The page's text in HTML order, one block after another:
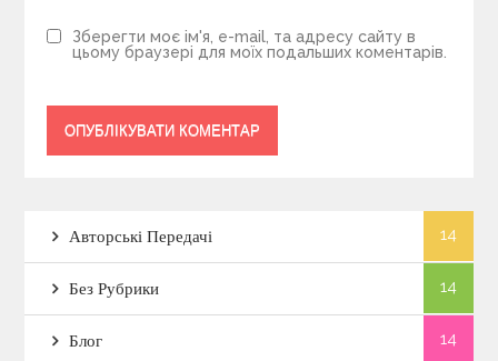
Зберегти моє ім'я, e-mail, та адресу сайту в
цьому браузері для моїх подальших коментарів.
Авторські Передачі 14
Без Рубрики 14
Блог 14